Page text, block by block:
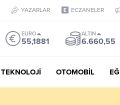
YAZARLAR ECZANELER
EURO
55,1881
ALTIN
6.660,55
TEKNOLOJİ OTOMOBİL